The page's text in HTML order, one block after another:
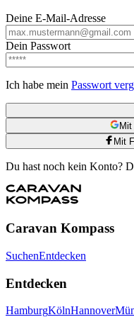
Deine E-Mail-Adresse
Dein Passwort
Ich habe mein Passwort
Mit
Du hast noch kein Konto?
Caravan Kompass
SuchenEntdecken
Entdecken
HamburgKölnHannover